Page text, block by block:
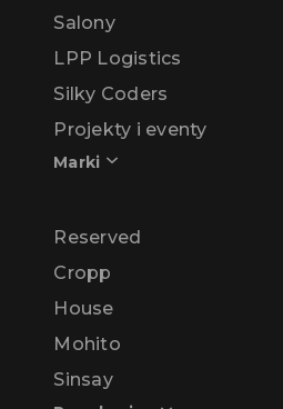
Salony
LPP Logistics
Silky Coders
Projekty i eventy
Marki
Reserved
Cropp
House
Mohito
Sinsay